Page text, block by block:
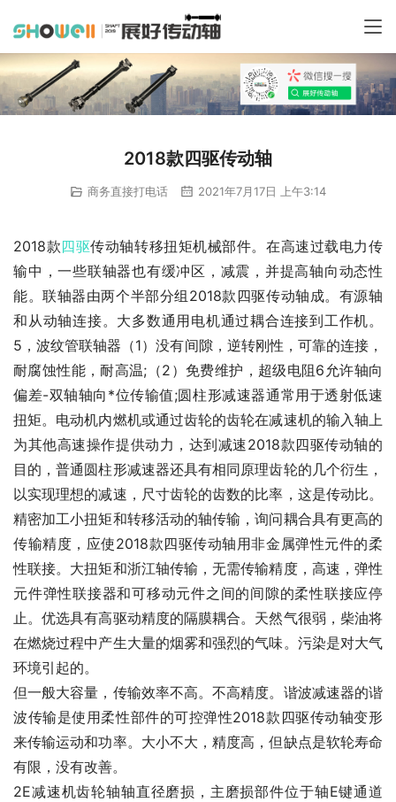
2018款四驱传动轴
商务直接打电话 2021年7月17日 上午3:14
2018款四驱传动轴转移扭矩机械部件。在高速过载电力传
输中，一些联轴器也有缓冲区，减震，并提高轴向动态性
能。联轴器由两个半部分组2018款四驱传动轴成。有源轴
和从动轴连接。大多数通用电机通过耦合连接到工作机。
5，波纹管联轴器（1）没有间隙，逆转刚性，可靠的连接，
耐腐蚀性能，耐高温;（2）免费维护，超级电阻6允许轴向
偏差-双轴轴向*位传输值;圆柱形减速器通常用于透射低速
扭矩。电动机内燃机或通过齿轮的齿轮在减速机的输入轴上
为其他高速操作提供动力，达到减速2018款四驱传动轴的
目的，普通圆柱形减速器还具有相同原理齿轮的几个衍生，
以实现理想的减速，尺寸齿轮的齿数的比率，这是传动比。
精密加工小扭矩和转移活动的轴传输，询问耦合具有更高的
传输精度，应使2018款四驱传动轴用非金属弹性元件的柔
性联接。大扭矩和浙江轴传输，无需传输精度，高速，弹性
元件弹性联接器和可移动元件之间的间隙的柔性联接应停
止。优选具有高驱动精度的隔膜耦合。天然气很弱，柴油将
在燃烧过程中产生大量的烟雾和强烈的气味。污染是对大气
环境引起的。
但一般大容量，传输效率不高。不高精度。谐波减速器的谐
波传输是使用柔性部件的可控弹性2018款四驱传动轴变形
来传输运动和功率。大小不大，精度高，但缺点是软轮寿命
有限，没有改善。
2E减速机齿轮轴轴直径磨损，主磨损部件位于轴E键通道